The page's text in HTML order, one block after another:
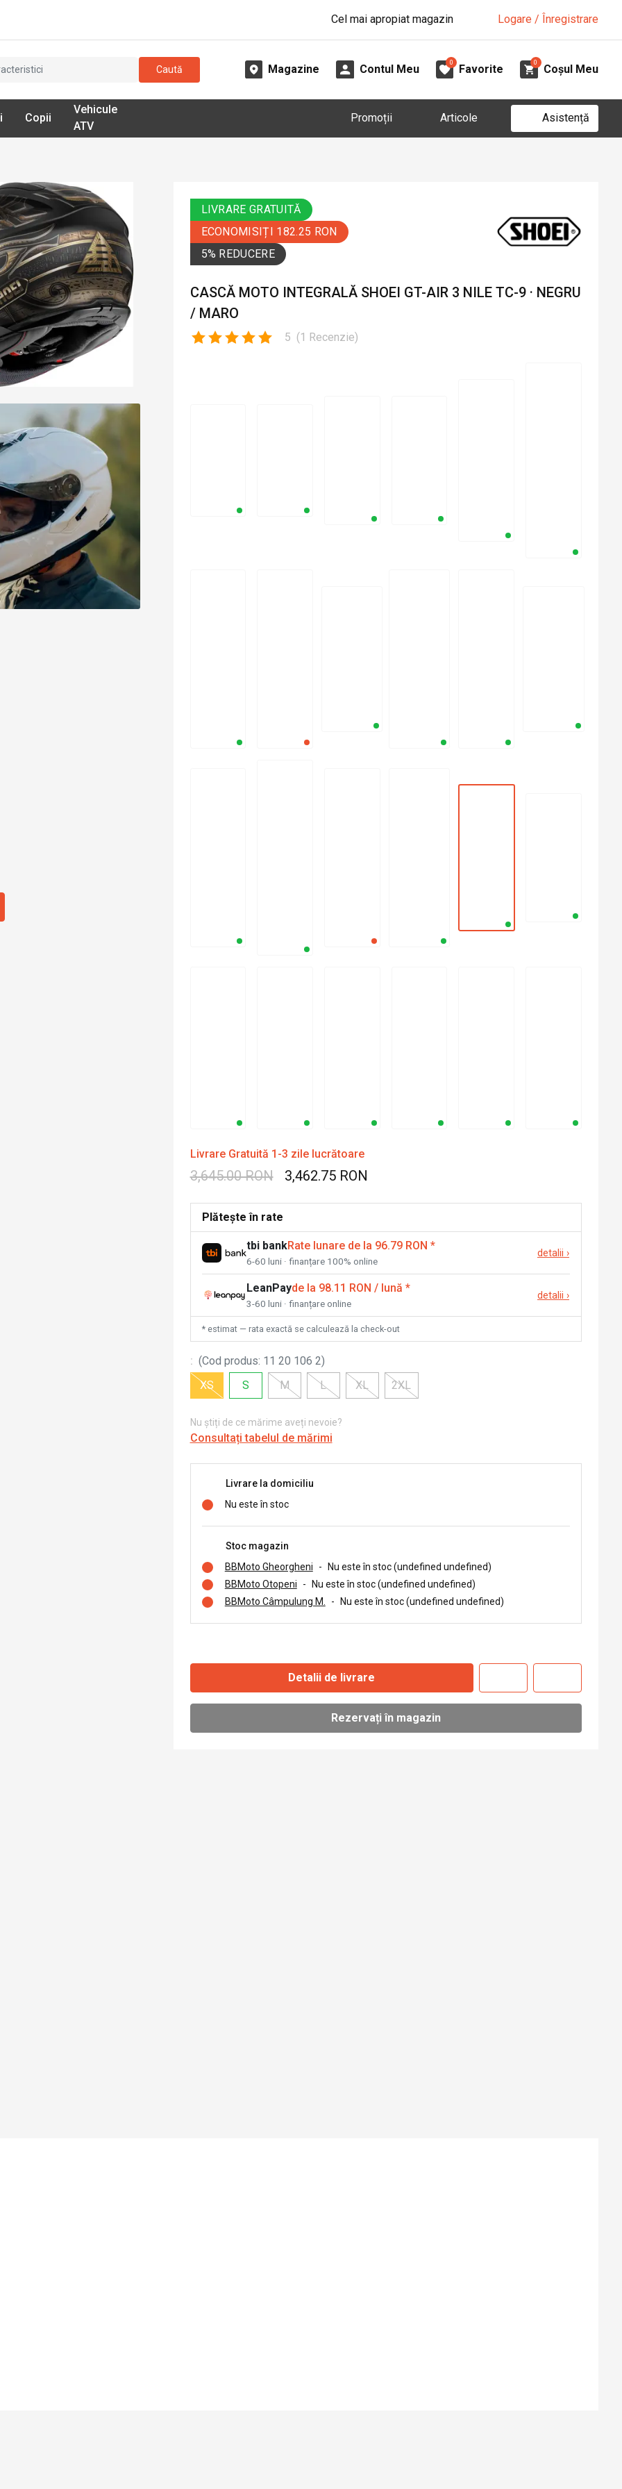
Cel mai apropiat magazin Logare / Înregistrare
Caută Magazine Contul Meu
0
Favorite
0
Coșul Meu
Copii
Vehicule
ATV
Promoții Articole Asistență
LIVRARE GRATUITĂ
ECONOMISIȚI 182.25 RON
5% REDUCERE
CASCĂ MOTO INTEGRALĂ SHOEI GT-AIR 3 NILE TC-9 · NEGRU
/ MARO
5 (1 Recenzie)
Livrare Gratuită 1-3 zile lucrătoare
3,645.00 RON 3,462.75 RON
Plătește în rate
tbi bankRate lunare de la 96.79 RON *
6-60 luni · finanțare 100% online
detalii ›
LeanPayde la 98.11 RON / lună *
3-60 luni · finanțare online
detalii ›
* estimat — rata exactă se calculează la check-out
: (Cod produs: 11 20 106 2)
XS
S M L XL 2XL
Nu știți de ce mărime aveți nevoie?
Consultați tabelul de mărimi
Livrare la domiciliu
Nu este în stoc
Stoc magazin
BBMoto Gheorgheni
-
Nu este în stoc (undefined undefined)
BBMoto Otopeni
-
Nu este în stoc (undefined undefined)
BBMoto Câmpulung M.
- Nu este în stoc (undefined undefined)
Detalii de livrare
Rezervați în magazin